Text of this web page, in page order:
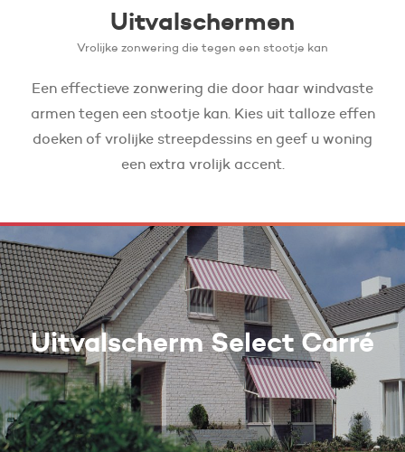
Uitvalschermen
Vrolijke zonwering die tegen een stootje kan
Een effectieve zonwering die door haar windvaste
armen tegen een stootje kan. Kies uit talloze effen
doeken of vrolijke streepdessins en geef u woning
een extra vrolijk accent.
Uitvalscherm Select Carré